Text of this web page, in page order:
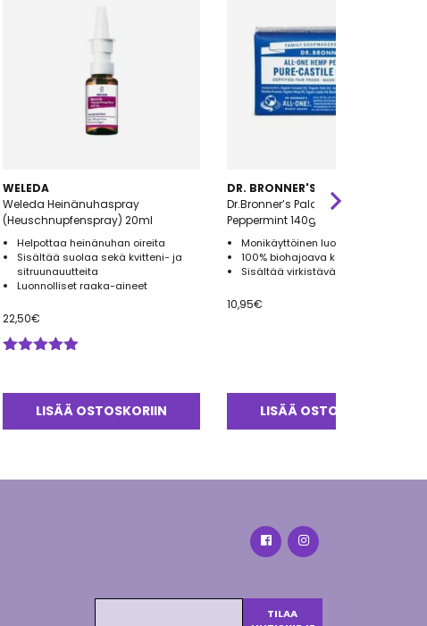
WELEDA
Weleda Heinänuhaspray
(Heuschnupfenspray) 20ml
Helpottaa heinänuhan oireita
Sisältää suolaa sekä kvitteni- ja
sitruunauutteita
Luonnolliset raaka-aineet
22,50€
5.00/ 5
LISÄÄ OSTOSKORIIN
DR. BRONNER'S
Dr.Bronner’s Palasaippua
Peppermint 140g
Monikäyttöinen luomu palasaippua
100% biohajoava kääre
Sisältää virkistävää piparminttua
10,95€
LISÄÄ OSTOSKORIIN